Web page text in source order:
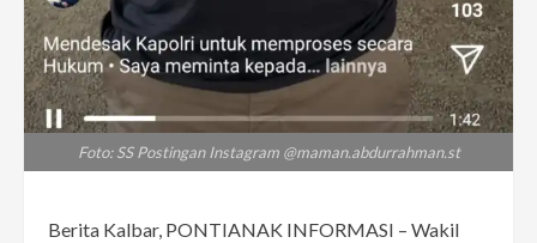
Foto: SS Postingan Instagram @maman.abdurrahman.st
Berita Kalbar, PONTIANAK INFORMASI – Wakil